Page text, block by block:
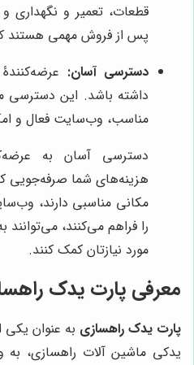
قطعات، تعمیر و نگهداری
پس از فروش مهمی هستند
دسترسی آسان:
داشته باشد. این دسترسی
مناسب، وب‌سایت فعال و
دسترسی آسان به
هزینه‌های شما صرفه‌جویی
مکانی مناسبی دارند،
را فراهم می‌کنند،
مورد نیازتان کمک کنند.
معرفی پارت یدک
پارت یدک راهسازی به عنوان یکی
یدکی ماشین آلات راهسازی، به